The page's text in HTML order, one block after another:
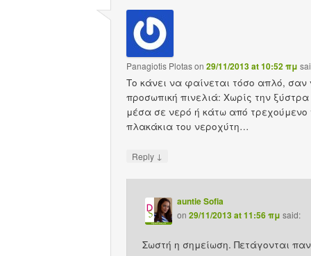
Panagiotis Plotason 29/11/2013 at 10:52 πμ
Το κάνει να φαίνεται τόσο απλό,
προσωπική πινελιά: Χωρίς την
μέσα σε νερό ή κάτω από
πλακάκια του νεροχύτη…
Reply ↓
auntie Sofia
on 29/11/2013 at 11:56 πμ said:
Σωστή η σημείωση. Πετάγονται